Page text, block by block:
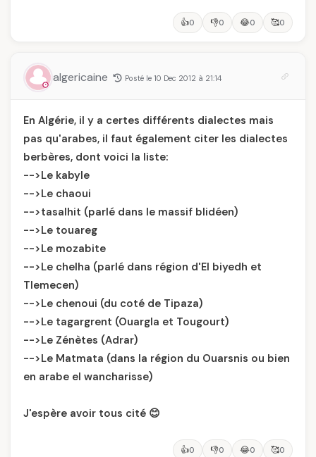
👍0 👎0 😂0 🥰0
algericaine Posté le 10 Dec 2012 à 21:14
En Algérie, il y a certes différents dialectes mais
pas qu'arabes, il faut également citer les dialectes
berbères, dont voici la liste:
-->Le kabyle
-->Le chaoui
-->tasalhit (parlé dans le massif blidéen)
-->Le touareg
-->Le mozabite
-->Le chelha (parlé dans région d'El biyedh et
Tlemecen)
-->Le chenoui (du coté de Tipaza)
-->Le tagargrent (Ouargla et Tougourt)
-->Le Zénètes (Adrar)
-->Le Matmata (dans la région du Ouarsnis ou bien
en arabe el wancharisse)
J'espère avoir tous cité 😊
👍0 👎0 😂0 🥰0